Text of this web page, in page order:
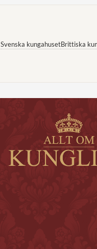
Svenska kungahusetBrittiska